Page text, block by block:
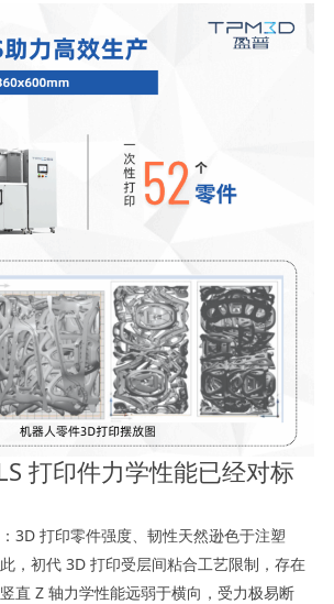
打印件力学性能已经对标
3D 打印零件强度、韧性天然逊色于注塑
，初代 3D 打印受层间粘合工艺限制，存在
直 Z 轴力学性能远弱于横向，受力极易断